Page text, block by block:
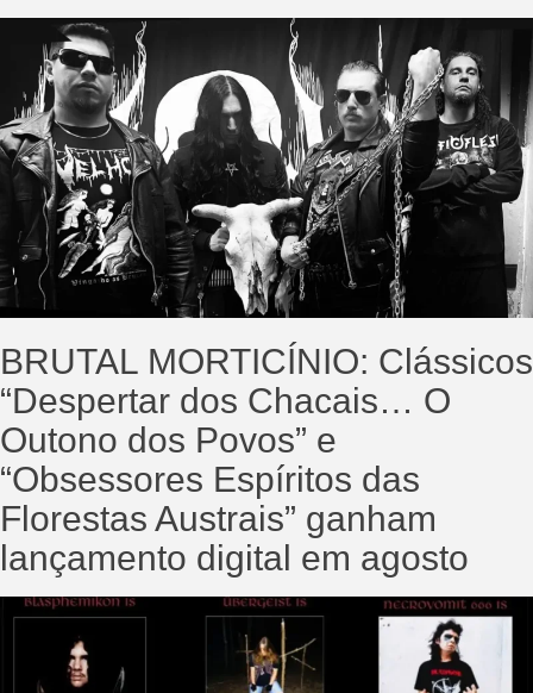
BRUTAL MORTICÍNIO: Clássicos
“Despertar dos Chacais… O
Outono dos Povos” e
“Obsessores Espíritos das
Florestas Austrais” ganham
lançamento digital em agosto